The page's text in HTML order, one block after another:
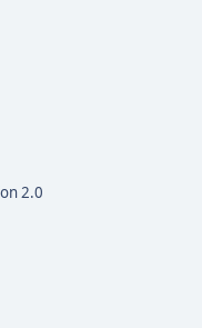
2.0